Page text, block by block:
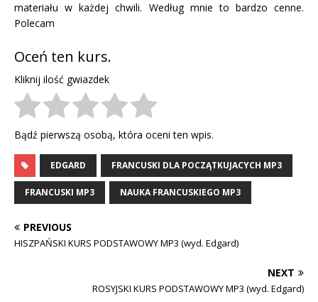
materiału w każdej chwili. Według mnie to bardzo cenne.
Polecam
Oceń ten kurs.
Kliknij ilość gwiazdek
Bądź pierwszą osobą, która oceni ten wpis.
EDGARD FRANCUSKI DLA POCZĄTKUJACYCH MP3
FRANCUSKI MP3 NAUKA FRANCUSKIEGO MP3
PREVIOUS
HISZPAŃSKI KURS PODSTAWOWY MP3 (wyd. Edgard)
NEXT
ROSYJSKI KURS PODSTAWOWY MP3 (wyd. Edgard)